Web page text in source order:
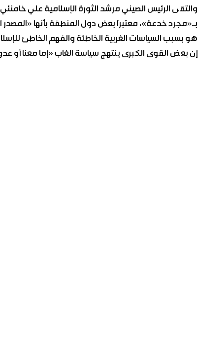
والتقى الرئيس الصيني مرشد الثورة الإسلامية علي
بـ«مجرد خدعة»، معتبراً بعض دول المنطقة بأنها
هو بسبب السياسات الغربية الخاطئة والفهم الخاطئ
إن بعض القوى الكبرى ينتهج سياسة الغاب «إما معنا أو عدو